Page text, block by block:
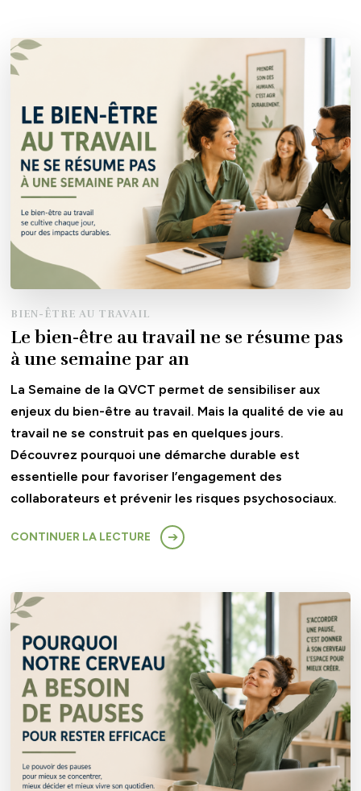
BIEN-ÊTRE AU TRAVAIL
Le bien-être au travail ne se résume pas
à une semaine par an
La Semaine de la QVCT permet de sensibiliser aux
enjeux du bien-être au travail. Mais la qualité de vie au
travail ne se construit pas en quelques jours.
Découvrez pourquoi une démarche durable est
essentielle pour favoriser l’engagement des
collaborateurs et prévenir les risques psychosociaux.
CONTINUER LA LECTURE